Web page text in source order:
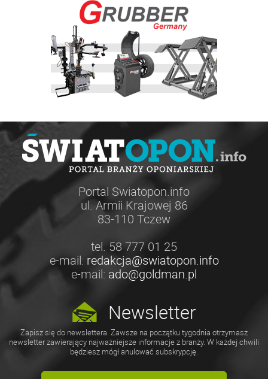
Portal Swiatopon.info
ul. Armii Krajowej 86
83-110 Tczew
tel. 58 777 01 25
e-mail: redakcja@swiatopon.info
e-mail: ado@goldman.pl
Newsletter
Zapisz się do newslettera. Zawsze na początku tygodnia otrzymasz
newsletter zawierający najważniejsze informacje z branży. W każdej chwili
będziesz mógł anulować subskrypcję.